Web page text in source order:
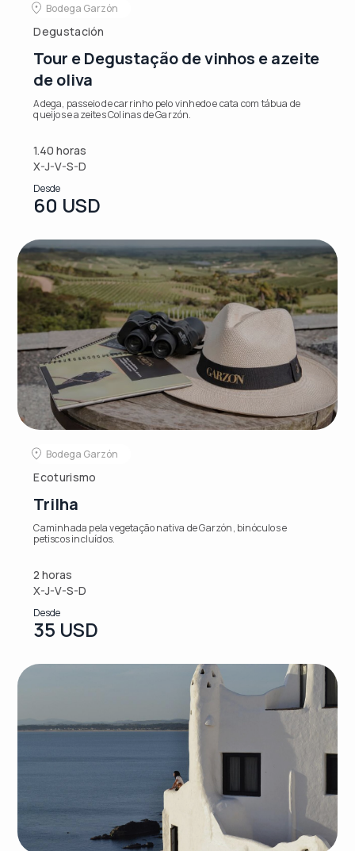
Bodega Garzón
Degustación
Tour e Degustação de vinhos e azeite
de oliva
Adega, passeio de carrinho pelo vinhedo e cata com tábua de
queijos e azeites Colinas de Garzón.
1.40 horas
X-J-V-S-D
Desde
60 USD
Bodega Garzón
Ecoturismo
Trilha
Caminhada pela vegetação nativa de Garzón, binóculos e
petiscos incluídos.
2 horas
X-J-V-S-D
Desde
35 USD